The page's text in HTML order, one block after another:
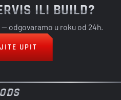
ILI BUILD?
odgovaramo u roku od 24h.
UPIT